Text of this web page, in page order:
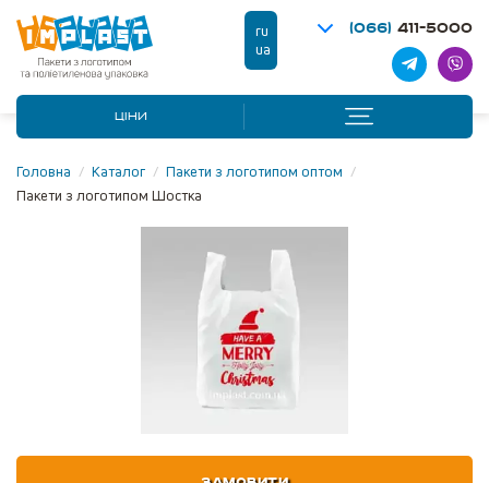
ru
ua
(066) 411-5000
ЦІНИ
Головна / Каталог / Пакети з логотипом оптом /
Пакети з логотипом Шостка